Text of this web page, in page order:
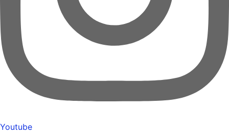
Youtube